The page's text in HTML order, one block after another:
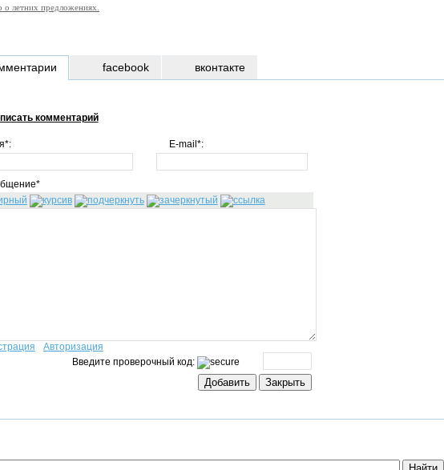
о летних предложениях.
комментарий
E-mail*:
Авторизация
Введите проверочный код:
facebook вконтакте